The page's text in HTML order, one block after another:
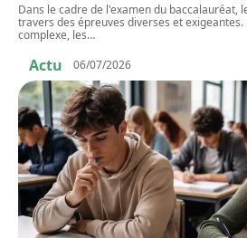
Dans le cadre de l'examen du baccalauréat,
travers des épreuves diverses et
complexe, les…
Actu 06/07/2026